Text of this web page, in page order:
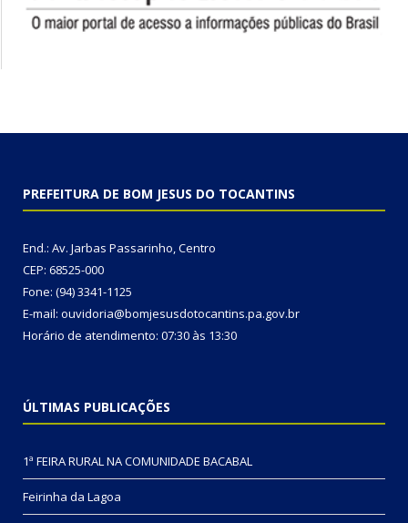
PREFEITURA DE BOM JESUS DO TOCANTINS
End.: Av. Jarbas Passarinho, Centro
CEP: 68525-000
Fone: (94) 3341-1125
E-mail: ouvidoria@bomjesusdotocantins.pa.gov.br
Horário de atendimento: 07:30 às 13:30
ÚLTIMAS PUBLICAÇÕES
1ª FEIRA RURAL NA COMUNIDADE BACABAL
Feirinha da Lagoa